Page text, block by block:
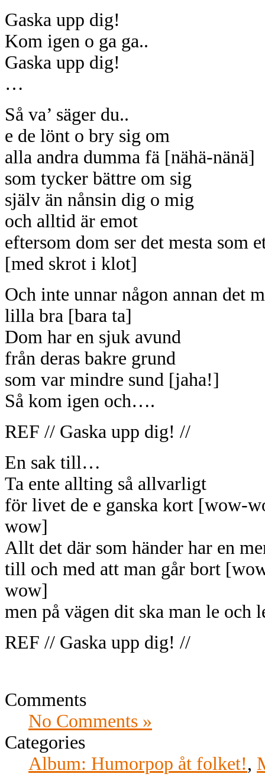
Gaska upp dig!
Kom igen o ga ga..
Gaska upp dig!
…
Så va’ säger du..
e de lönt o bry sig om
alla andra dumma fä [nähä-nänä]
som tycker bättre om sig
själv än nånsin dig o mig
och alltid är emot
eftersom dom ser det mesta som
[med skrot i klot]
Och inte unnar någon annan det
lilla bra [bara ta]
Dom har en sjuk avund
från deras bakre grund
som var mindre sund [jaha!]
Så kom igen och….
REF // Gaska upp dig! //
En sak till…
Ta ente allting så allvarligt
för livet de e ganska kort [wow-
wow]
Allt det där som händer har en
till och med att man går bort
wow]
men på vägen dit ska man le och
REF // Gaska upp dig! //
Comments
No Comments »
Categories
Album: Humorpop åt folket!,